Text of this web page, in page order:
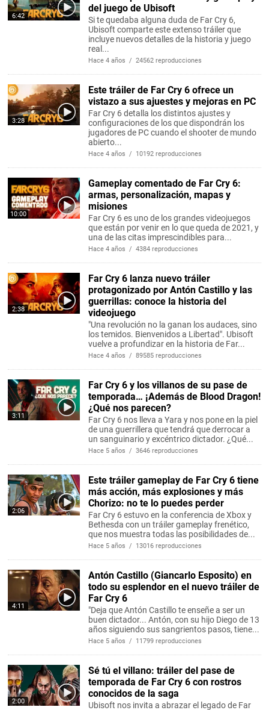
6:42
del juego de Ubisoft
Si te quedaba alguna duda de Far Cry 6,
Ubisoft comparte este extenso tráiler que
incluye nuevos detalles de la historia y juego
real...
Hace 4 años / 24562 reproducciones
3:28
Este tráiler de Far Cry 6 ofrece un
vistazo a sus ajuestes y mejoras en PC
Far Cry 6 detalla los distintos ajustes y
configuraciones de los que dispondrán los
jugadores de PC cuando el shooter de mundo
abierto...
Hace 4 años / 10192 reproducciones
10:00
Gameplay comentado de Far Cry 6:
armas, personalización, mapas y
misiones
Far Cry 6 es uno de los grandes videojuegos
que están por venir en lo que queda de 2021, y
una de las citas imprescindibles para...
Hace 4 años / 4384 reproducciones
2:38
Far Cry 6 lanza nuevo tráiler
protagonizado por Antón Castillo y las
guerrillas: conoce la historia del
videojuego
"Una revolución no la ganan los audaces, sino
los temidos. Bienvenidos a Libertad". Ubisoft
vuelve a profundizar en la historia de Far...
Hace 4 años / 89585 reproducciones
3:11
Far Cry 6 y los villanos de su pase de
temporada… ¡Además de Blood Dragon!
¿Qué nos parecen?
Far Cry 6 nos lleva a Yara y nos pone en la piel
de una guerrillera que tendrá que derrocar a
un sanguinario y excéntrico dictador. ¿Qué...
Hace 5 años / 3646 reproducciones
2:06
Este tráiler gameplay de Far Cry 6 tiene
más acción, más explosiones y más
Chorizo: no te lo puedes perder
Far Cry 6 estuvo en la conferencia de Xbox y
Bethesda con un tráiler gameplay frenético,
que nos muestra todas las posibilidades de...
Hace 5 años / 13016 reproducciones
4:11
Antón Castillo (Giancarlo Esposito) en
todo su esplendor en el nuevo tráiler de
Far Cry 6
"Deja que Antón Castillo te enseñe a ser un
buen dictador... Antón, con su hijo Diego de 13
años siguiendo sus sangrientos pasos, tiene...
Hace 5 años / 11799 reproducciones
2:00
Sé tú el villano: tráiler del pase de
temporada de Far Cry 6 con rostros
conocidos de la saga
Ubisoft nos invita a abrazar el legado de Far